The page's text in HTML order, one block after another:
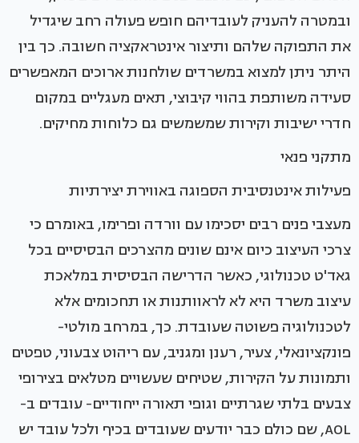
ובמטרה להעניק לעובדיהם חופש פעולה רחב שיגדיל
את התפוקה שלהם ותיצור אינטראקציה חשובה. כך בין
היתר ניתן למצוא במשרדים שולחנות ארוכים המאפשרים
סעידה משותפת בהווי קיבוצי, תאים מעגליים במקום
חדרי ישיבות וקירות שמשמשים גם כלוחות מחיקים.
מתקני פנאי
פעילות אינטנסיבית הספוגה באווירת יצירתיות
מעצבי פנים רבים יסכימו עם וורדה ופרימו, באומרם כי
צרכי העיצוב כיום אינם שונים מהצרכים הבסיסיים בכל
גאד'ט טכנולוגי, כאשר הדרישה הבסיסית במלאכת
עיצוב משרד היא לא לראוותנות או תחכומים אלא
לטכנולוגיה פשוטה שעובדת. כך, במרחב מולטי-
פונקציונאלי, צעיר, רענן ומגניב, עם ריהוט צבעוני, טפטים
ותמונות על הקירות, שטיחים שעשויים מטלאים בצירופי
צבעים בלתי שגרתיים וגופי תאורה ייחודיים- עובדים ב-
AOL, שם כולם כבר יודעים שעובדים בכיף ולכל עובד יש